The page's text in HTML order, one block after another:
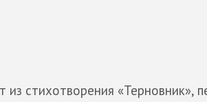
из стихотворения «Терновник»,